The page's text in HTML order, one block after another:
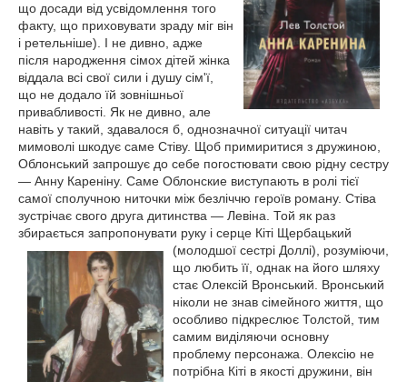
що досади від усвідомлення того
факту, що приховувати зраду міг він
і ретельніше). І не дивно, адже
після народження сімох дітей жінка
віддала всі свої сили і душу сім'ї,
що не додало їй зовнішньої
привабливості. Як не дивно, але
навіть у такий, здавалося б, однозначної ситуації читач
мимоволі шкодує саме Стіву. Щоб примиритися з дружиною,
Облонський запрошує до себе погостювати свою рідну сестру
— Анну Кареніну. Саме Облонские виступають в ролі тієї
самої сполучною ниточки між безліччю героїв роману. Стіва
зустрічає свого друга дитинства — Левіна. Той як раз
збирається запропонувати руку і серце Кіті Щербацький
(молодшої сестрі Доллі), розуміючи,
що любить її, однак на його шляху
стає Олексій Вронський. Вронський
ніколи не знав сімейного життя, що
особливо підкреслює Толстой, тим
самим виділяючи основну
проблему персонажа. Олексію не
потрібна Кіті в якості дружини, він